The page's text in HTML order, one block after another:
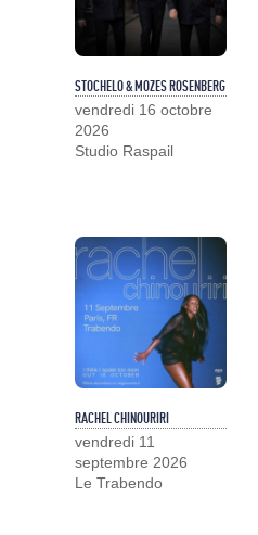
STOCHELO & MOZES ROSENBERG
vendredi 16 octobre
2026
Studio Raspail
RACHEL CHINOURIRI
vendredi 11
septembre 2026
Le Trabendo